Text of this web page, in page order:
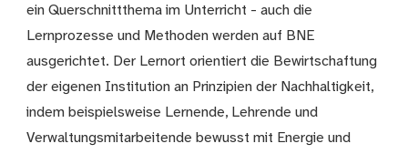
ein Querschnittthema im Unterricht - auch die
Lernprozesse und Methoden werden auf BNE
ausgerichtet. Der Lernort orientiert die Bewirtschaftung
der eigenen Institution an Prinzipien der Nachhaltigkeit,
indem beispielsweise Lernende, Lehrende und
Verwaltungsmitarbeitende bewusst mit Energie und